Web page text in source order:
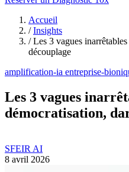
Accueil
/ Insights
/ Les 3 vagues
découplage
amplification-ia entreprise-
Les 3 vagues
démocratisation,
SFEIR AI
8 avril 2026